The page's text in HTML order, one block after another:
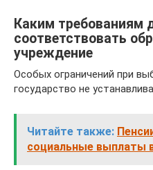
Каким требованиям
соответствовать
учреждение
Особых ограничений при
государство не
Читайте также:
социальные выплаты